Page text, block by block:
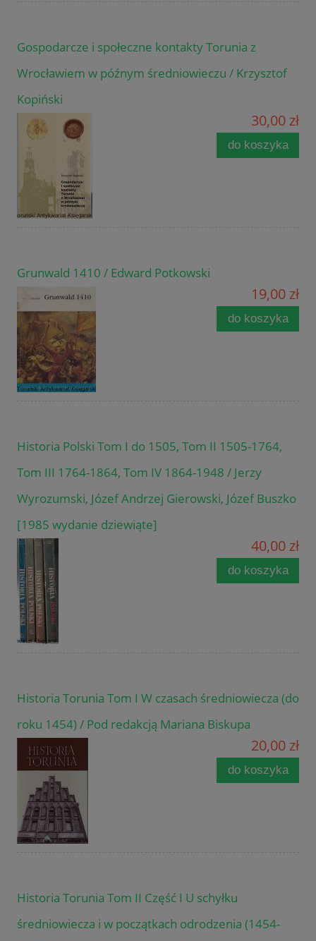
Gospodarcze i społeczne kontakty Torunia z
Wrocławiem w późnym średniowieczu / Krzysztof
Kopiński
30,00 zł
do koszyka
Grunwald 1410 / Edward Potkowski
19,00 zł
do koszyka
Historia Polski Tom I do 1505, Tom II 1505-1764,
Tom III 1764-1864, Tom IV 1864-1948 / Jerzy
Wyrozumski, Józef Andrzej Gierowski, Józef Buszko
[1985 wydanie dziewiąte]
40,00 zł
do koszyka
Historia Torunia Tom I W czasach średniowiecza (do
roku 1454) / Pod redakcją Mariana Biskupa
20,00 zł
do koszyka
Historia Torunia Tom II Część I U schyłku
średniowiecza i w początkach odrodzenia (1454-